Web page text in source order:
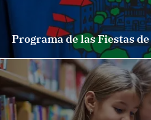
Programa de las Fiestas